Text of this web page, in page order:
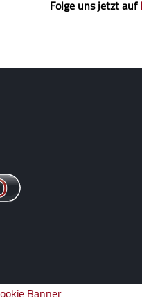
Folge uns jetzt auf
Banner